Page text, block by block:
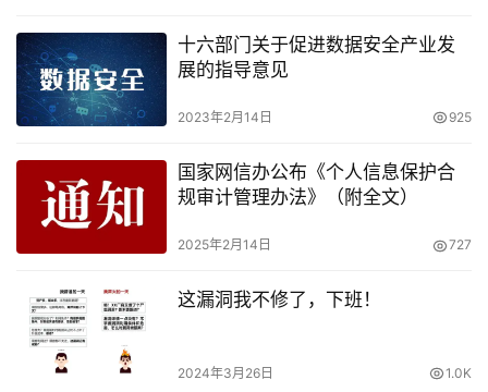
十六部门关于促进数据安全产业发
展的指导意见
2023年2月14日 925
国家网信办公布《个人信息保护合
规审计管理办法》（附全文）
2025年2月14日 727
这漏洞我不修了，下班！
2024年3月26日 1.0K